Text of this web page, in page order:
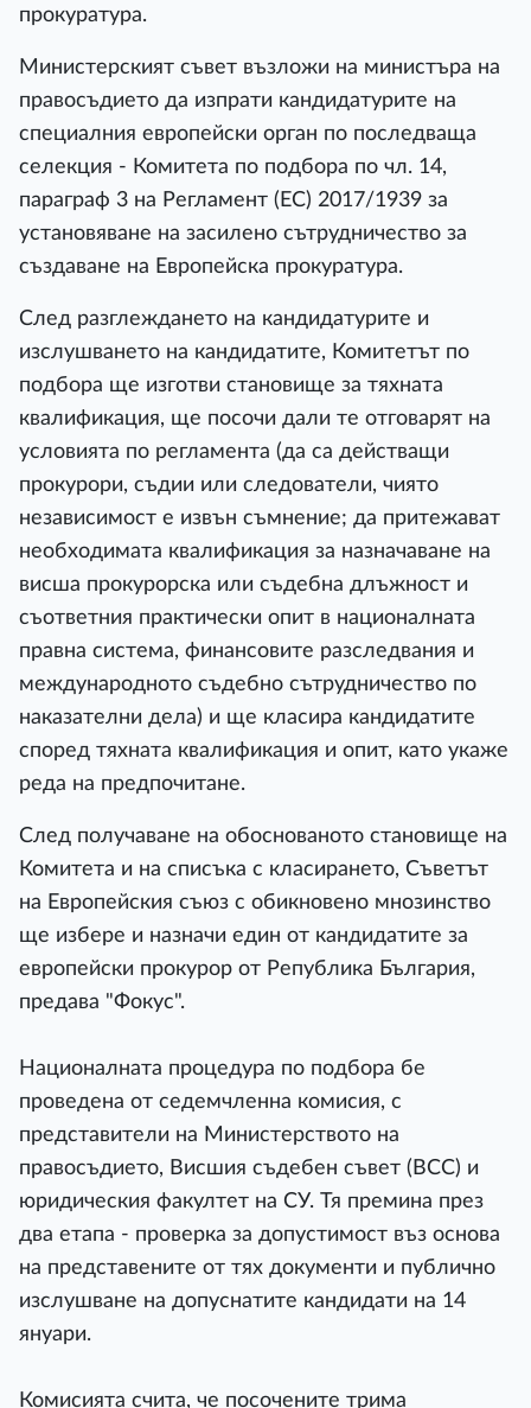
прокуратура.
Министерският съвет възложи на министъра на
правосъдието да изпрати кандидатурите на
специалния европейски орган по последваща
селекция - Комитета по подбора по чл. 14,
параграф 3 на Регламент (ЕС) 2017/1939 за
установяване на засилено сътрудничество за
създаване на Европейска прокуратура.
След разглеждането на кандидатурите и
изслушването на кандидатите, Комитетът по
подбора ще изготви становище за тяхната
квалификация, ще посочи дали те отговарят на
условията по регламента (да са действащи
прокурори, съдии или следователи, чиято
независимост е извън съмнение; да притежават
необходимата квалификация за назначаване на
висша прокурорска или съдебна длъжност и
съответния практически опит в националната
правна система, финансовите разследвания и
международното съдебно сътрудничество по
наказателни дела) и ще класира кандидатите
според тяхната квалификация и опит, като укаже
реда на предпочитане.
След получаване на обоснованото становище на
Комитета и на списъка с класирането, Съветът
на Европейския съюз с обикновено мнозинство
ще избере и назначи един от кандидатите за
европейски прокурор от Република България,
предава "Фокус".
Националната процедура по подбора бе
проведена от седемчленна комисия, с
представители на Министерството на
правосъдието, Висшия съдебен съвет (ВСС) и
юридическия факултет на СУ. Тя премина през
два етапа - проверка за допустимост въз основа
на представените от тях документи и публично
изслушване на допуснатите кандидати на 14
януари.
Комисията счита, че посочените трима